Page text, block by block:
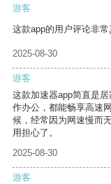
游客
这款app的用户评论非常
2025-08-30
游客
这款加速器app简直是
作办公，都能畅享高速
候，经常因为网速慢而
用担心了。
2025-08-30
游客